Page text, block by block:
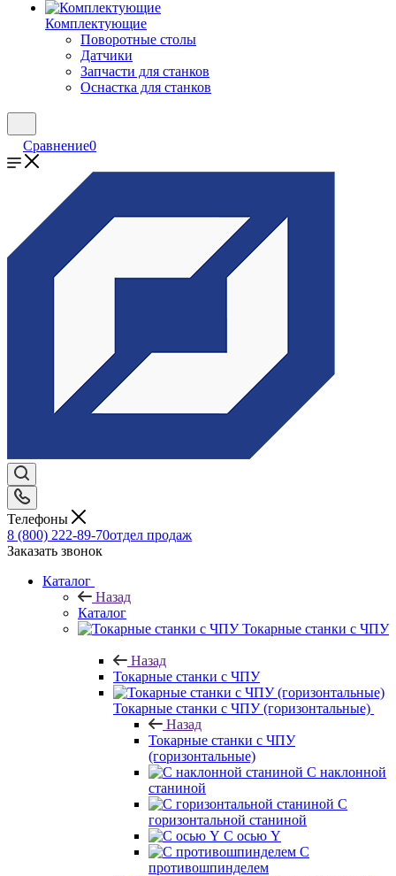
Комплектующие
Поворотные столы
Датчики
Запчасти для станков
Оснастка для станков
Сравнение0
Телефоны
8 (800) 222-89-70отдел продаж
Заказать звонок
Каталог
Назад
Каталог
Токарные станки с ЧПУ
Назад
Токарные станки с ЧПУ
Токарные станки с ЧПУ (горизонтальные)
Назад
Токарные станки с ЧПУ
(горизонтальные)
С наклонной
станиной
С
горизонтальной станиной
С осью Y
С
противошпинделем